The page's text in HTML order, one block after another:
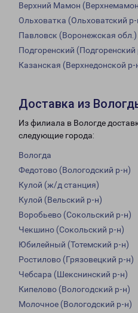
Верхний Мамон
Ольховатка (Ольховатский
Павловск (Воронежская
Подгоренский (Подгоренский
Казанская (Верхнедонской р-
Доставка из
Из филиала в Вологде
следующие города:
Вологда
Федотово (Вологодский р-н)
Кулой (ж/д станция)
Кулой (Вельский р-н)
Воробьево (Сокольский р-н)
Чекшино (Сокольский р-н)
Юбилейный (Тотемский р-н)
Ростилово (Грязовецкий р-н)
Чебсара (Шекснинский р-н)
Кипелово (Вологодский р-н)
Молочное (Вологодский р-н)